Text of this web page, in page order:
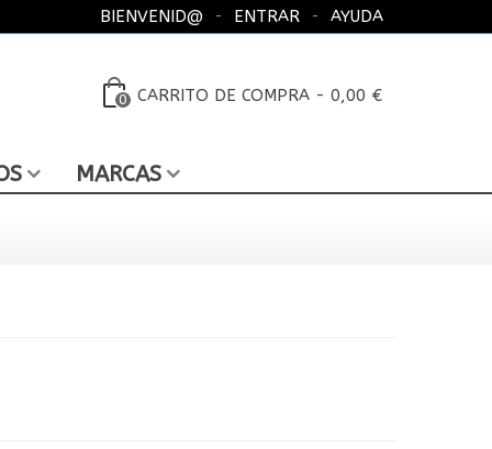
AYUDA
ENTRAR
BIENVENID@
0 CARRITO DE COMPRA - 0,00 €
MARCAS